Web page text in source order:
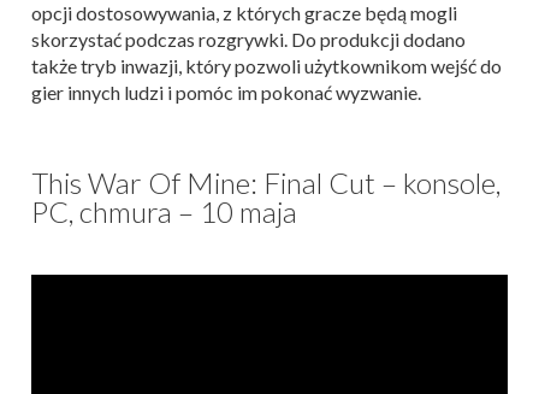
opcji dostosowywania, z których gracze będą mogli
skorzystać podczas rozgrywki. Do produkcji dodano
także tryb inwazji, który pozwoli użytkownikom wejść do
gier innych ludzi i pomóc im pokonać wyzwanie.
This War Of Mine: Final Cut – konsole,
PC, chmura – 10 maja